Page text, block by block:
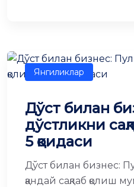
Янгиликлар
Дўст билан
дўстликни
5 қоидаси
Дўст билан бизнес:
қандай сақлаб қолиш